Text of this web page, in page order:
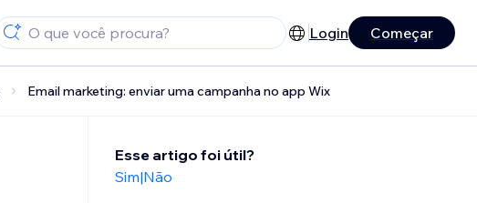
Login Começar
Email marketing: enviar uma campanha no app Wix
Esse artigo foi útil?
Sim|Não